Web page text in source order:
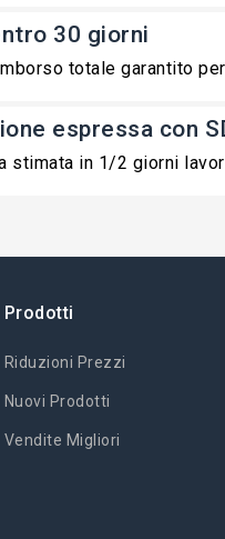
30 giorni
totale garantito
espressa con
stimata in 1/2 giorni
Prodotti
Riduzioni Prezzi
Nuovi Prodotti
Vendite Migliori